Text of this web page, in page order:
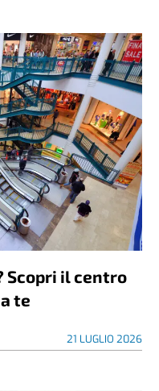
Scopri il centro
te
21 LUGLIO 2026